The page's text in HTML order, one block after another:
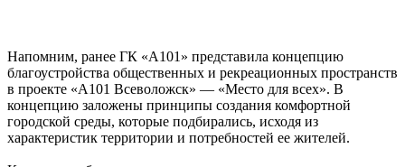
Напомним, ранее ГК «А101» представила концепцию
благоустройства общественных и рекреационных пространств
в проекте «А101 Всеволожск» — «Место для всех». В
концепцию заложены принципы создания комфортной
городской среды, которые подбирались, исходя из
характеристик территории и потребностей ее жителей.